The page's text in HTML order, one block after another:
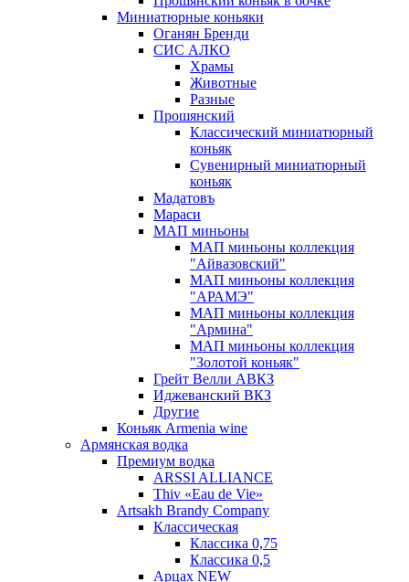
Миниатюрные коньяки
Оганян Бренди
СИС АЛКО
Храмы
Животные
Разные
Прошянский
Классический миниатюрный
коньяк
Сувенирный миниатюрный
коньяк
Мадатовъ
Мараси
МАП миньоны
МАП миньоны коллекция
"Айвазовский"
МАП миньоны коллекция
"АРАМЭ"
МАП миньоны коллекция
"Армина"
МАП миньоны коллекция
"Золотой коньяк"
Грейт Велли АВКЗ
Иджеванский ВКЗ
Другие
Коньяк Armenia wine
Армянская водка
Премиум водка
ARSSI ALLIANCE
Thiv «Eau de Vie»
Artsakh Brandy Company
Классическая
Классика 0,75
Классика 0,5
Арцах NEW